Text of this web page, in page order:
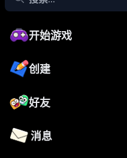
开始游戏
创建
好友
消息